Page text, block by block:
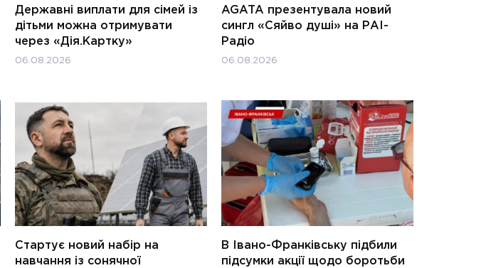
Державні виплати для сімей із
дітьми можна отримувати
через «Дія.Картку»
06.08.2026
AGATA презентувала новий
сингл «Сяйво душі» на РАІ-
Радіо
06.08.2026
Стартує новий набір на
навчання із сонячної
В Івано-Франківську підбили
підсумки акції щодо боротьби